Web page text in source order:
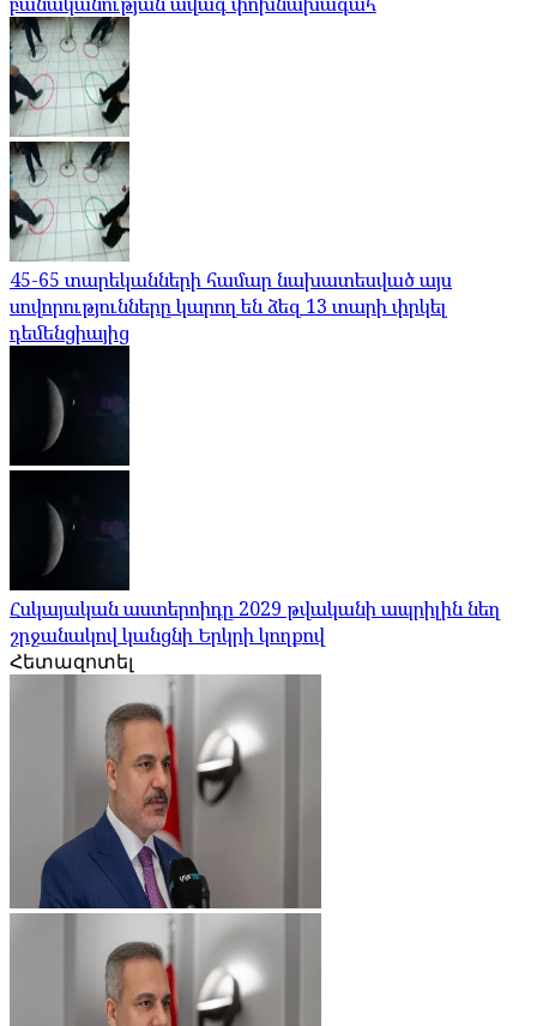
45-65 տարեկանների համար նախատեսված այս
սովորությունները կարող են ձեզ 13 տարի փրկել
դեմենցիայից
Հսկայական աստերոիդը 2029 թվականի ապրիլին նեղ
շրջանակով կանցնի Երկրի կողքով
Հետազոտել